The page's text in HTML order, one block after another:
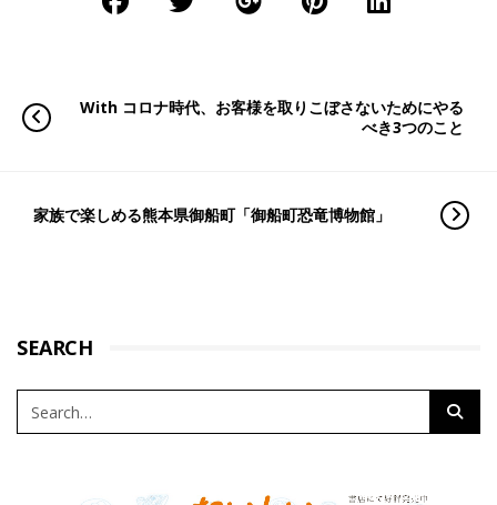
With コロナ時代、お客様を取りこぼさないためにやる
べき3つのこと
家族で楽しめる熊本県御船町「御船町恐竜博物館」
SEARCH